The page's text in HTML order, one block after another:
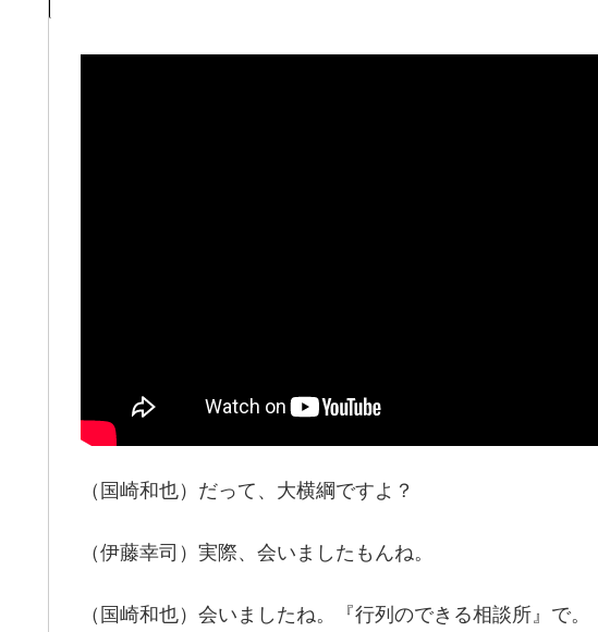
（国崎和也）だって、大横綱ですよ？
（伊藤幸司）実際、会いましたもんね。
（国崎和也）会いましたね。『行列のできる相談所』で。